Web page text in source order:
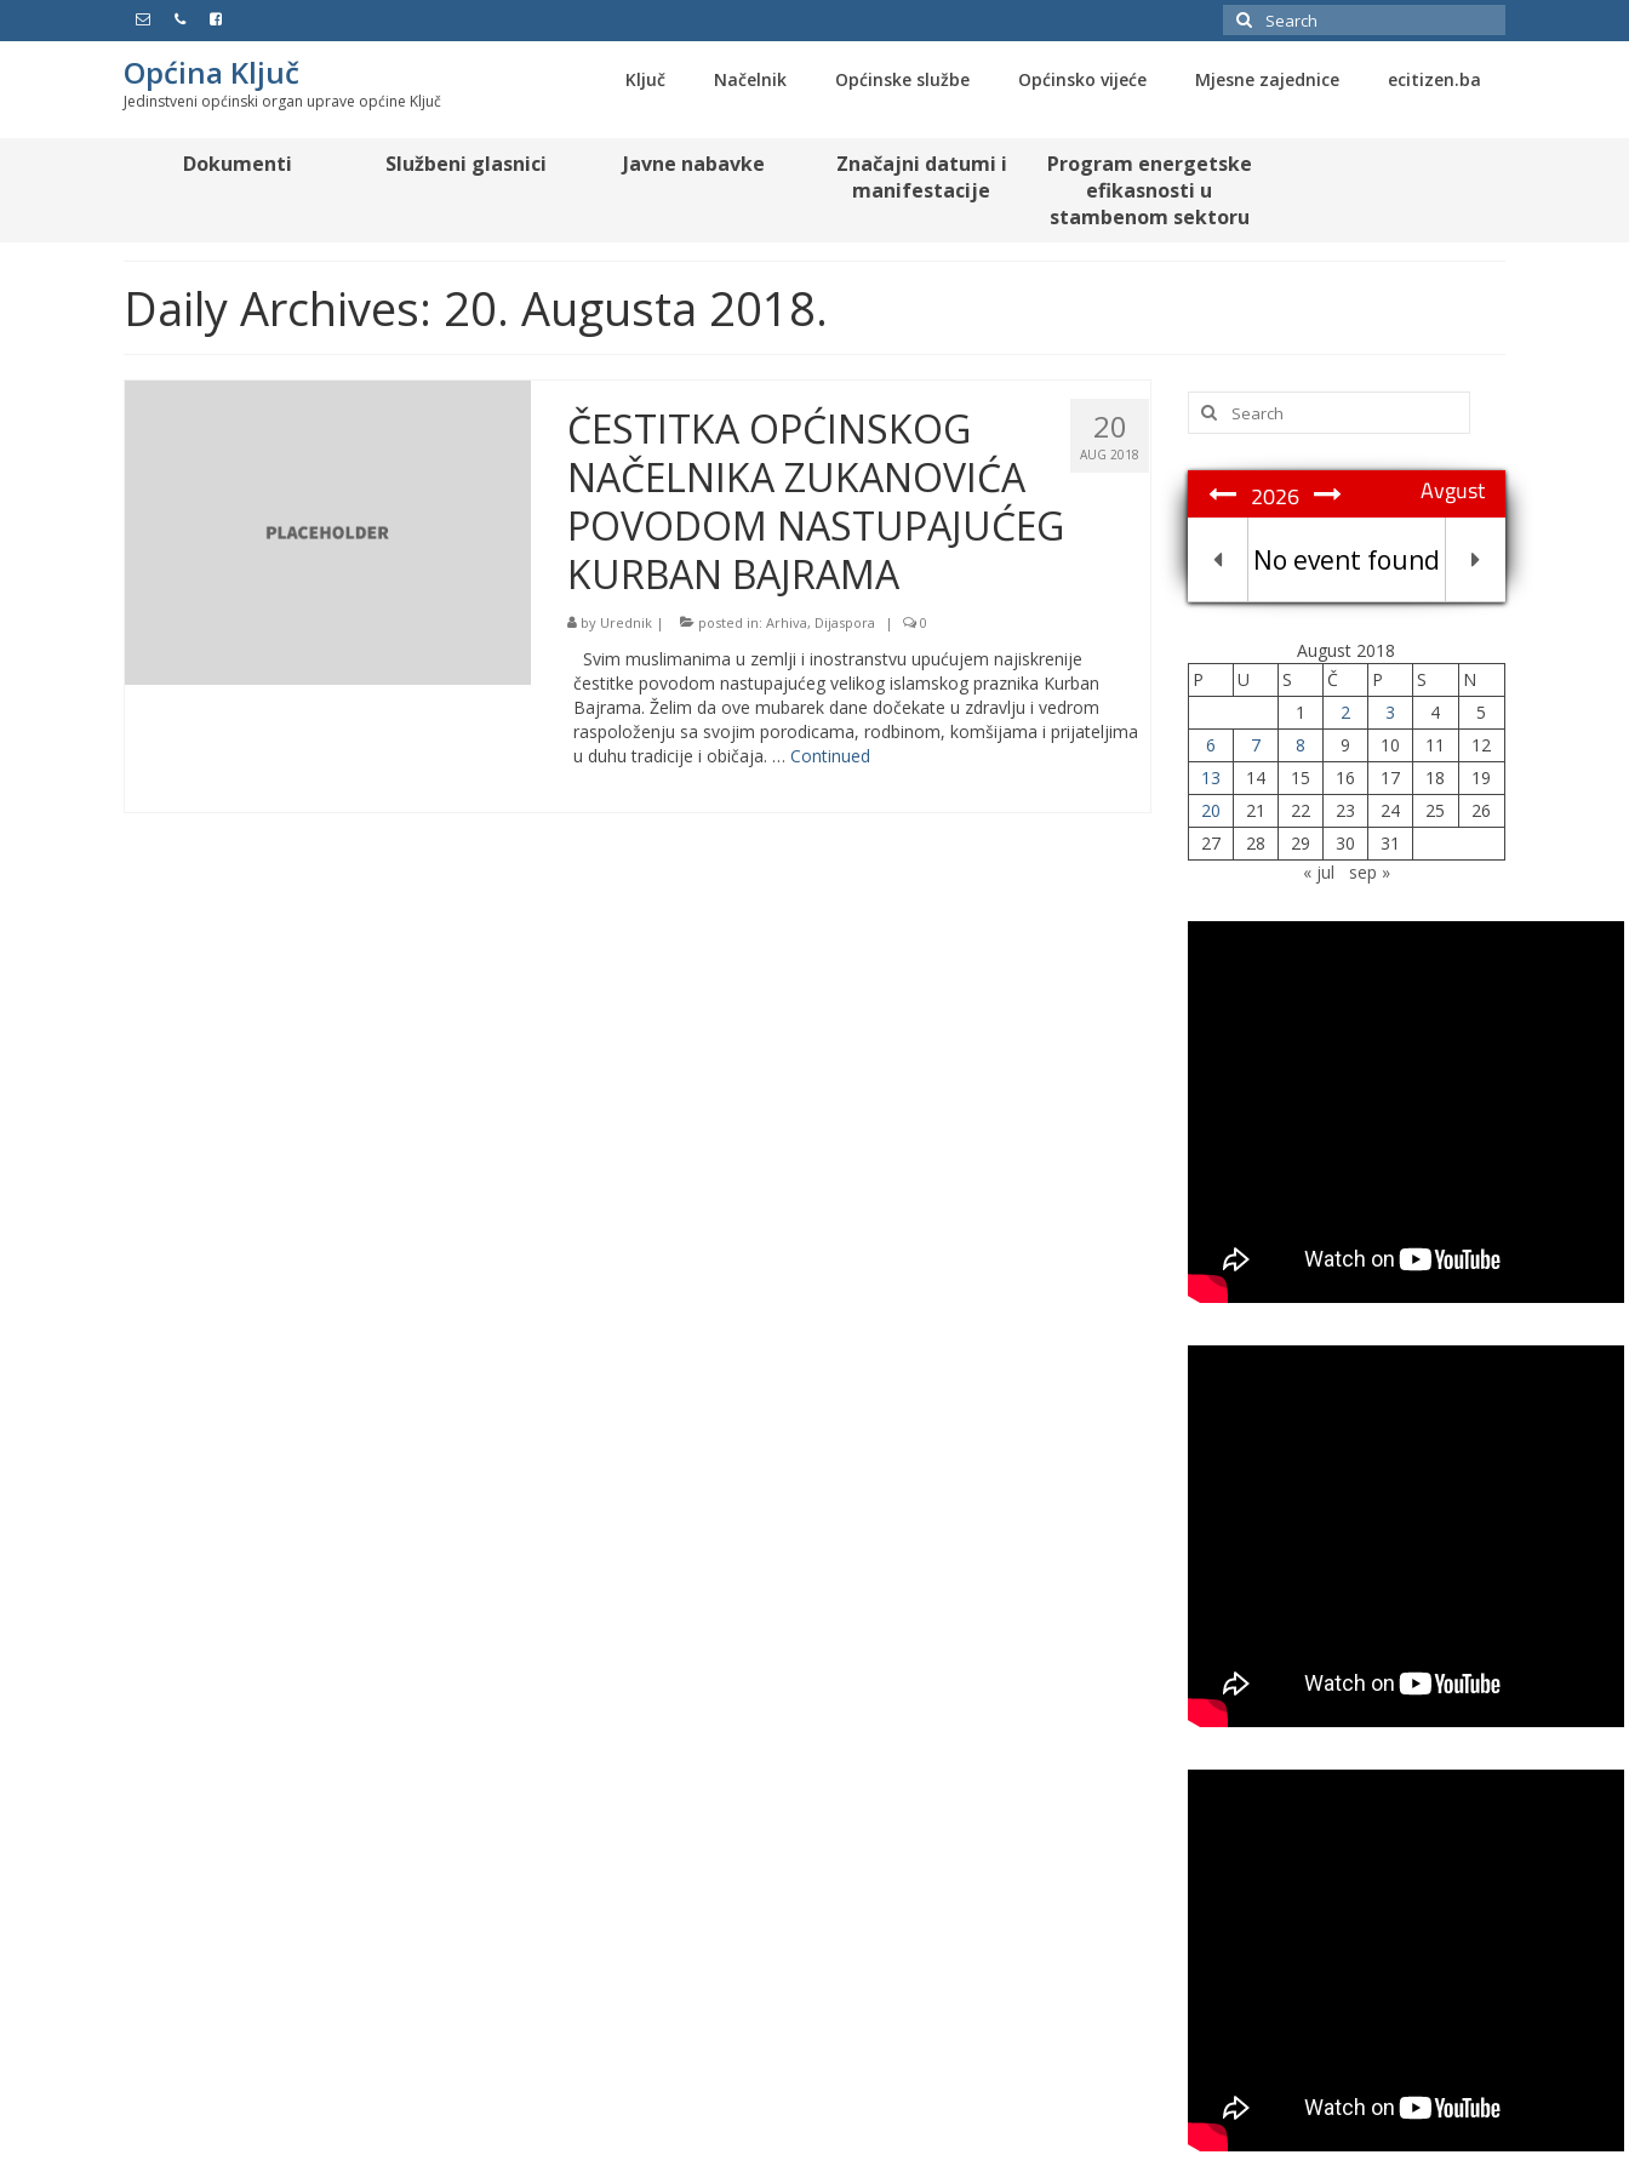
Search
for:
Općina Ključ
Jedinstveni općinski organ uprave općine Ključ
Ključ Načelnik Općinske službe Općinsko vijeće Mjesne zajednice ecitizen.ba
Dokumenti Službeni glasnici Javne nabavke
Značajni datumi i
manifestacije
Program energetske
efikasnosti u
stambenom sektoru
Daily Archives: 20. Augusta 2018.
20
AUG 2018
ČESTITKA OPĆINSKOG
NAČELNIKA ZUKANOVIĆA
POVODOM NASTUPAJUĆEG
KURBAN BAJRAMA
by Urednik| posted in: Arhiva, Dijaspora | 0
Svim muslimanima u zemlji i inostranstvu upućujem najiskrenije
čestitke povodom nastupajućeg velikog islamskog praznika Kurban
Bajrama. Želim da ove mubarek dane dočekate u zdravlju i vedrom
raspoloženju sa svojim porodicama, rodbinom, komšijama i prijateljima
u duhu tradicije i običaja. … Continued
Search
for:
Avgust
2026
No event found
August 2018
P
U S Č P S
N
1
2 3 4
5
6
7 8 9 10 11
12
13
14 15 16 17 18
19
20
21 22 23 24 25
26
27
28 29 30
31
« jul
sep »